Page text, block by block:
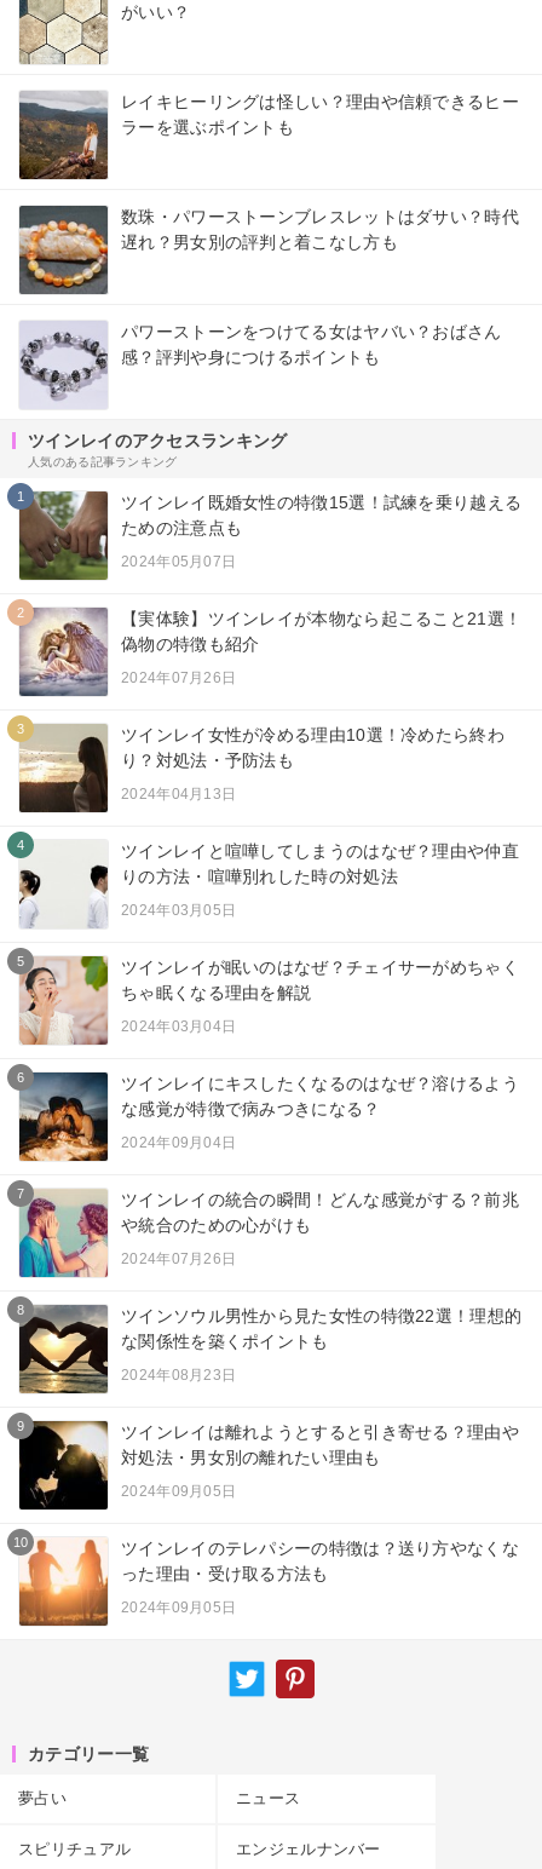
がいい？
レイキヒーリングは怪しい？理由や信頼できるヒー
ラーを選ぶポイントも
数珠・パワーストーンブレスレットはダサい？時代
遅れ？男女別の評判と着こなし方も
パワーストーンをつけてる女はヤバい？おばさん
感？評判や身につけるポイントも
ツインレイのアクセスランキング
人気のある記事ランキング
1
ツインレイ既婚女性の特徴15選！試練を乗り越える
ための注意点も
2024年05月07日
2
【実体験】ツインレイが本物なら起こること21選！
偽物の特徴も紹介
2024年07月26日
3
ツインレイ女性が冷める理由10選！冷めたら終わ
り？対処法・予防法も
2024年04月13日
4
ツインレイと喧嘩してしまうのはなぜ？理由や仲直
りの方法・喧嘩別れした時の対処法
2024年03月05日
5
ツインレイが眠いのはなぜ？チェイサーがめちゃく
ちゃ眠くなる理由を解説
2024年03月04日
6
ツインレイにキスしたくなるのはなぜ？溶けるよう
な感覚が特徴で病みつきになる？
2024年09月04日
7
ツインレイの統合の瞬間！どんな感覚がする？前兆
や統合のための心がけも
2024年07月26日
8
ツインソウル男性から見た女性の特徴22選！理想的
な関係性を築くポイントも
2024年08月23日
9
ツインレイは離れようとすると引き寄せる？理由や
対処法・男女別の離れたい理由も
2024年09月05日
10
ツインレイのテレパシーの特徴は？送り方やなくな
った理由・受け取る方法も
2024年09月05日
カテゴリー一覧
夢占い ニュース
スピリチュアル エンジェルナンバー